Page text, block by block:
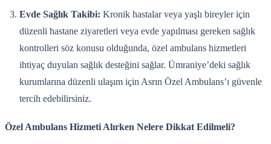
Evde Sağlık Takibi: Kronik hastalar veya yaşlı bireyler için
düzenli hastane ziyaretleri veya evde yapılması gereken sağlık
kontrolleri söz konusu olduğunda, özel ambulans hizmetleri
ihtiyaç duyulan sağlık desteğini sağlar. Ümraniye’deki sağlık
kurumlarına düzenli ulaşım için Asrın Özel Ambulans’ı güvenle
tercih edebilirsiniz.
Özel Ambulans Hizmeti Alırken Nelere Dikkat Edilmeli?